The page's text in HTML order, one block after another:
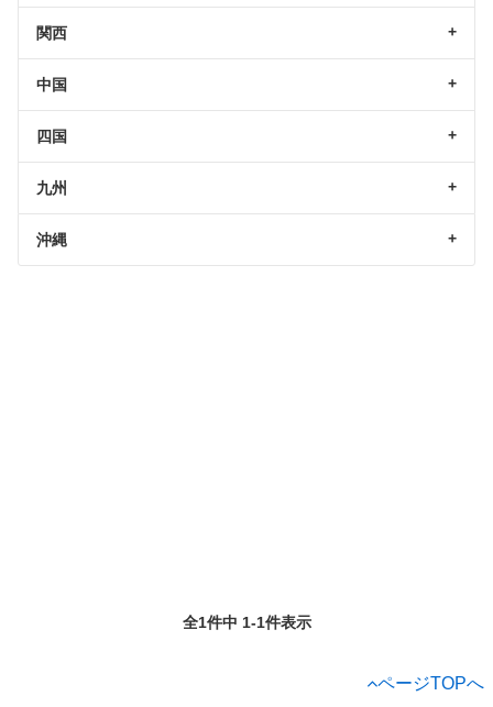
関西
中国
四国
九州
沖縄
全1件中 1-1件表示
ページTOPへ